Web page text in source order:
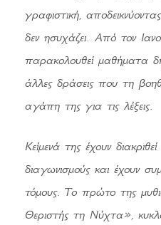
γραφιστική,
δεν ησυχάζει. Από τον
παρακολουθεί μαθήματα
άλλες δράσεις που τη
αγάπη της για τις λέξεις.
Κείμενά της έχουν
διαγωνισμούς και έχουν
τόμους. Το πρώτο της
Θεριστής τη Νύχτα»,